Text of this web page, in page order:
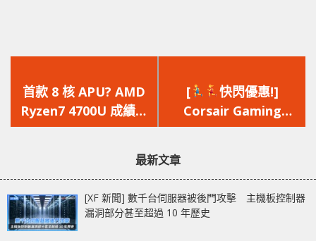
一
篇
文
首款 8 核 APU? AMD
Ryzen7 4700U 成績曝
光
一
篇
文
[
快閃優惠!]
Corsair Gaming
Chair 電競椅優惠!
最新文章
[XF 新聞] 數千台伺服器被後門攻擊 主機板控制器
漏洞部分甚至超過 10 年歷史